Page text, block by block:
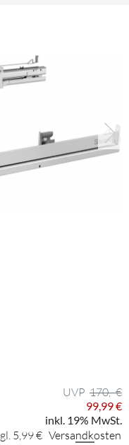
170,- €
99,99 €
inkl. 19% MwSt.
5,99 € Versandkosten